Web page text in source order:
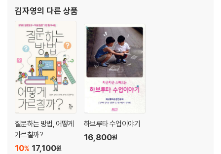
제1절 기본 관점 117
등장 배경 118
주요 학자 및 이론 119
의의 및 한계 121
제2절 교육과정 재구성 방향 122
교육의 목적과 내용 122
수업 방향과 원리 123
평가 방향 125
제3절 교육과정 재구성 사례 126
제4부
김자영의 다른 상품
질문하는 방법, 어떻게
가르칠까?
17,100원
10%
하브루타 수업이야기
16,800원